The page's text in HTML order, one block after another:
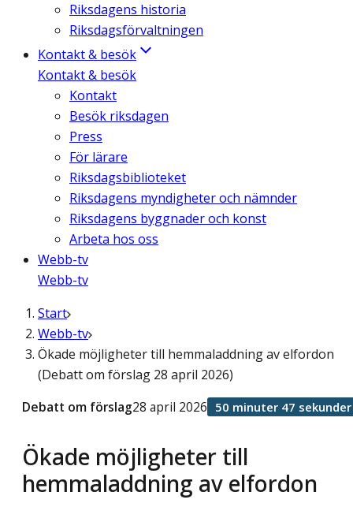
Riksdagens historia
Riksdagsförvaltningen
Kontakt & besök
Kontakt & besök
Kontakt
Besök riksdagen
Press
För lärare
Riksdagsbiblioteket
Riksdagens myndigheter och nämnder
Riksdagens byggnader och konst
Arbeta hos oss
Webb-tv
Webb-tv
Start
Webb-tv
Ökade möjligheter till hemmaladdning av elfordon
(Debatt om förslag 28 april 2026)
Ökade möjligheter till
hemmaladdning av elfordon
Debatt om förslag28 april 2026 50 minuter 47 sekunder